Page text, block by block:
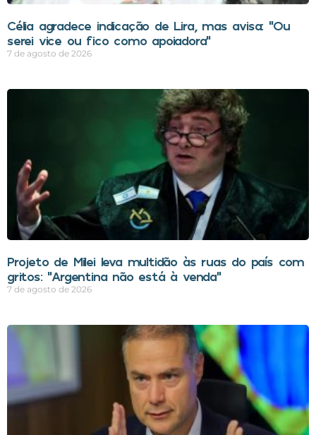
Célia agradece indicação de Lira, mas avisa: “Ou
serei vice ou fico como apoiadora”
7 de agosto de 2026
Projeto de Milei leva multidão às ruas do país com
gritos: “Argentina não está à venda”
7 de agosto de 2026